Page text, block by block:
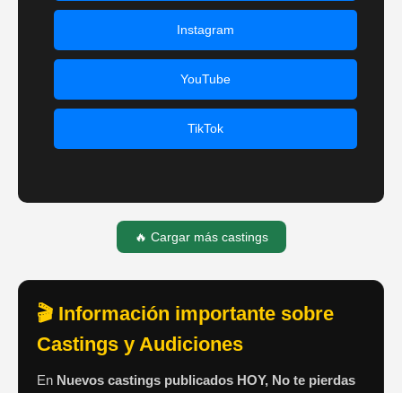
Instagram
YouTube
TikTok
🔥 Cargar más castings
🎬 Información importante sobre
Castings y Audiciones
En Nuevos castings publicados HOY, No te pierdas